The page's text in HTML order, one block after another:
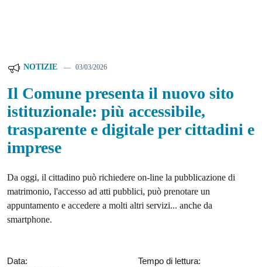
NOTIZIE 03/03/2026
Il Comune presenta il nuovo sito
istituzionale: più accessibile,
trasparente e digitale per cittadini e
imprese
Da oggi, il cittadino può richiedere on-line la pubblicazione di
matrimonio, l'accesso ad atti pubblici, può prenotare un
appuntamento e accedere a molti altri servizi... anche da
smartphone.
Data: Tempo di lettura: